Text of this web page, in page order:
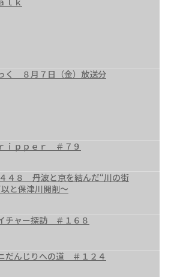
っく ８月７日（金）放送分
ｉｐｐｅｒ ＃７９
４８ 丹波と京を結んだ“川の街
と保津川開削～
チャー探訪 ＃１６８
だんじりへの道 ＃１２４